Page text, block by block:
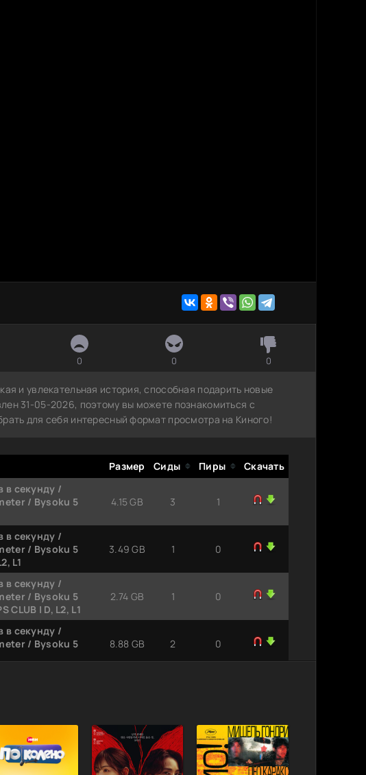
0 0 0
и увлекательная история, способная подарить новые
31-05-2026, поэтому вы можете познакомиться с
для себя интересный формат просмотра на Киного!
Размер Сиды Пиры
Скачать
в секунду /
/ Bysoku 5
4.15 GB 3 1
в секунду /
/ Bysoku 5
L1
3.49 GB 1 0
в секунду /
/ Bysoku 5
CLUB | D, L2, L1
2.74 GB 1 0
в секунду /
/ Bysoku 5
8.88 GB 2 0
/ Bysoku 5
в секунду /
/ Bysoku 5
1.16 GB 1 0